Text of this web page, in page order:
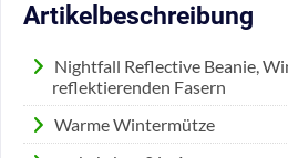
Artikelbeschreibung
Nightfall Reflective Beanie,
reflektierenden Fasern
Warme Wintermütze